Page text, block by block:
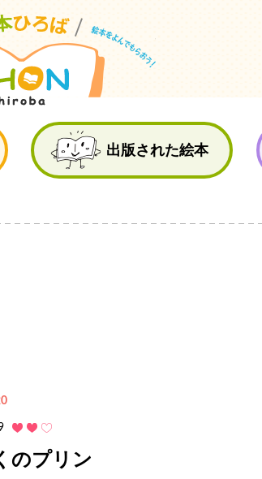
出版された絵本
のプリン